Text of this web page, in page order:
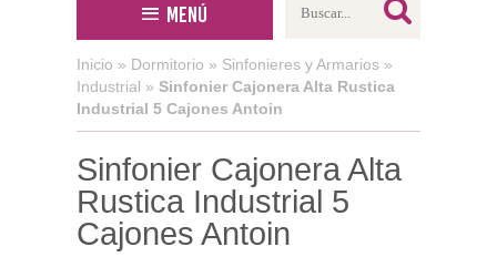
Menú
Inicio » Dormitorio » Sinfonieres y Armarios »
Industrial » Sinfonier Cajonera Alta Rustica
Industrial 5 Cajones Antoin
Sinfonier Cajonera Alta
Rustica Industrial 5
Cajones Antoin